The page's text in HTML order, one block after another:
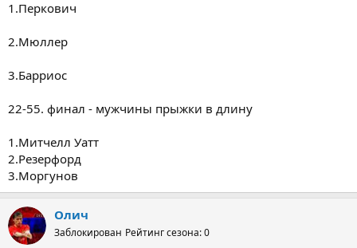
1.Перкович
2.Мюллер
3.Барриос
22-55. финал - мужчины прыжки в длину
1.Митчелл Уатт
2.Резерфорд
3.Моргунов
Олич
Заблокирован Рейтинг сезона: 0